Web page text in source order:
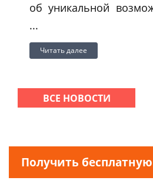
об уникальной
...
Читать далее
ВСЕ НОВОСТИ
Получить